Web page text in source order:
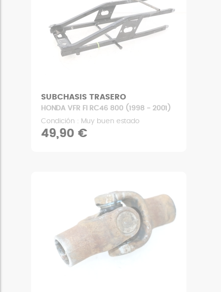
SUBCHASIS TRASERO
HONDA VFR FI RC46 800 (1998 - 2001)
Condición : Muy buen estado
49,90 €